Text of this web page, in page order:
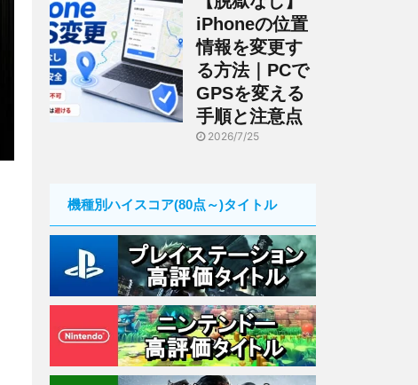
iPhoneの位置
情報を変更す
る方法｜PCで
GPSを変える
手順と注意点
2026/7/25
機種別ハイスコア(80点～)タイトル